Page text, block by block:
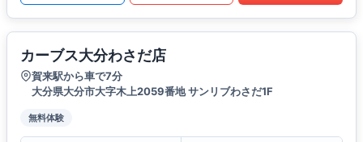
カーブス大分わさだ店
賀来駅から車で7分
大分県大分市大字木上2059番地 サンリブわさだ1F
無料体験